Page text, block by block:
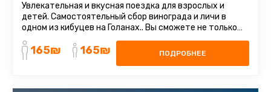
Увлекательная и вкусная поездка для взрослых и
детей. Самостоятельный сбор винограда и личи в
одном из кибуцев на Голанах.. Вы сможете не только
вдоволь полакомиться ...
165₪ 165₪ ПОДРОБНЕЕ